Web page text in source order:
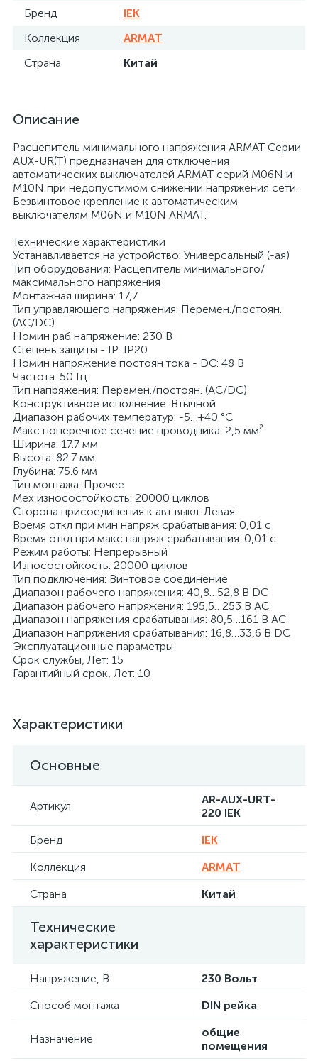
Бренд
IEK
Коллекция
ARMAT
Страна
Китай
Описание
Расцепитель минимального напряжения ARMAT Серии
AUX-UR(T) предназначен для отключения
автоматических выключателей ARMAT cерий M06N и
M10N при недопустимом снижении напряжения сети.
Безвинтовое крепление к автоматическим
выключателям M06N и M10N ARMAT.
Технические характеристики
Устанавливается на устройство: Универсальный (-ая)
Тип оборудования: Расцепитель минимального/
максимального напряжения
Монтажная ширина: 17,7
Тип управляющего напряжения: Перемен./постоян.
(AC/DC)
Номин раб напряжение: 230 В
Степень защиты - IP: IP20
Номин напряжение постоян тока - DC: 48 В
Частота: 50 Гц
Тип напряжения: Перемен./постоян. (AC/DC)
Конструктивное исполнение: Втычной
Диапазон рабочих температур: -5…+40 °C
Макс поперечное сечение проводника: 2,5 мм²
Ширина: 17.7 мм
Высота: 82.7 мм
Глубина: 75.6 мм
Тип монтажа: Прочее
Мех износостойкость: 20000 циклов
Сторона присоединения к авт выкл: Левая
Время откл при мин напряж срабатывания: 0,01 с
Время откл при макс напряж срабатывания: 0,01 с
Режим работы: Непрерывный
Износостойкость: 20000 циклов
Тип подключения: Винтовое соединение
Диапазон рабочего напряжения: 40,8…52,8 В DC
Диапазон рабочего напряжения: 195,5…253 В AC
Диапазон напряжения срабатывания: 80,5…161 В AC
Диапазон напряжения срабатывания: 16,8…33,6 В DC
Эксплуатационные параметры
Срок службы, Лет: 15
Гарантийный срок, Лет: 10
Характеристики
Основные
Артикул
AR-AUX-URT-
220 IEK
Бренд
IEK
Коллекция
ARMAT
Страна
Китай
Технические
характеристики
Напряжение, В
230 Вольт
Способ монтажа
DIN рейка
Назначение
общие
помещения